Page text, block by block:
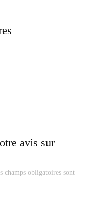
avis sur
champs obligatoires sont